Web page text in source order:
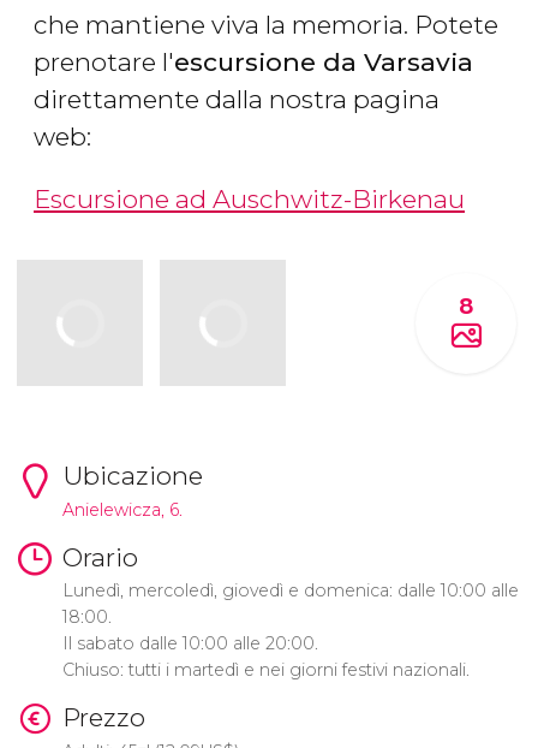
che mantiene viva la memoria. Potete
prenotare l'escursione da Varsavia
direttamente dalla nostra pagina
web:
Escursione ad Auschwitz-Birkenau
8
Ubicazione
Anielewicza, 6.
Orario
Lunedì, mercoledì, giovedì e domenica: dalle 10:00 alle
18:00.
Il sabato dalle 10:00 alle 20:00.
Chiuso: tutti i martedì e nei giorni festivi nazionali.
Prezzo